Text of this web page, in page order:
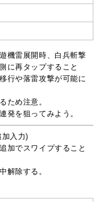
機雷展開時、白兵斬撃
に再タップすること
行や落雷攻撃が可能に
ため注意。
発を狙ってみよう。
入力)
加でスワイプすること
解除する。